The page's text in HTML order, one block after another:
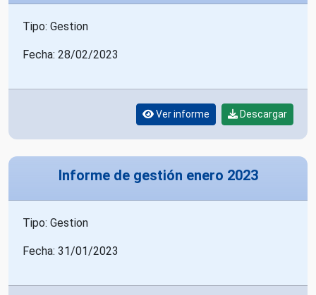
Tipo: Gestion
Fecha: 28/02/2023
Ver informe Descargar
Informe de gestión enero 2023
Tipo: Gestion
Fecha: 31/01/2023